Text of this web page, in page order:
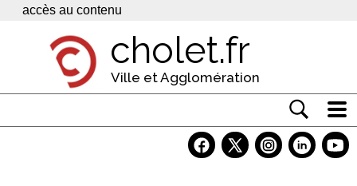
Panneau de gestion des cookies
accès au contenu
cholet.fr
Ville et Agglomération